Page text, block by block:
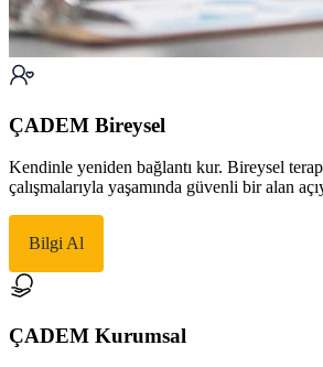
ÇADEM Bireysel
Kendinle yeniden bağlantı kur. Bireysel
çalışmalarıyla yaşamında güvenli bir alan
Bilgi Al
ÇADEM Kurumsal